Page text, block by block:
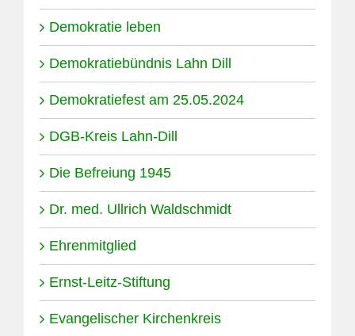
Demokratie leben
Demokratiebündnis Lahn Dill
Demokratiefest am 25.05.2024
DGB-Kreis Lahn-Dill
Die Befreiung 1945
Dr. med. Ullrich Waldschmidt
Ehrenmitglied
Ernst-Leitz-Stiftung
Evangelischer Kirchenkreis